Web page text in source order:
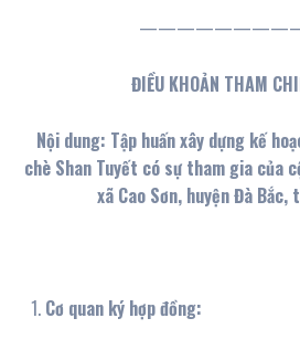
ĐIỀU KHOẢN THAM
Nội dung: Tập huấn xây dựng kế
chè Shan Tuyết có sự tham gia của
xã Cao Sơn, huyện Đà Bắc,
Cơ quan ký hợp đồng: